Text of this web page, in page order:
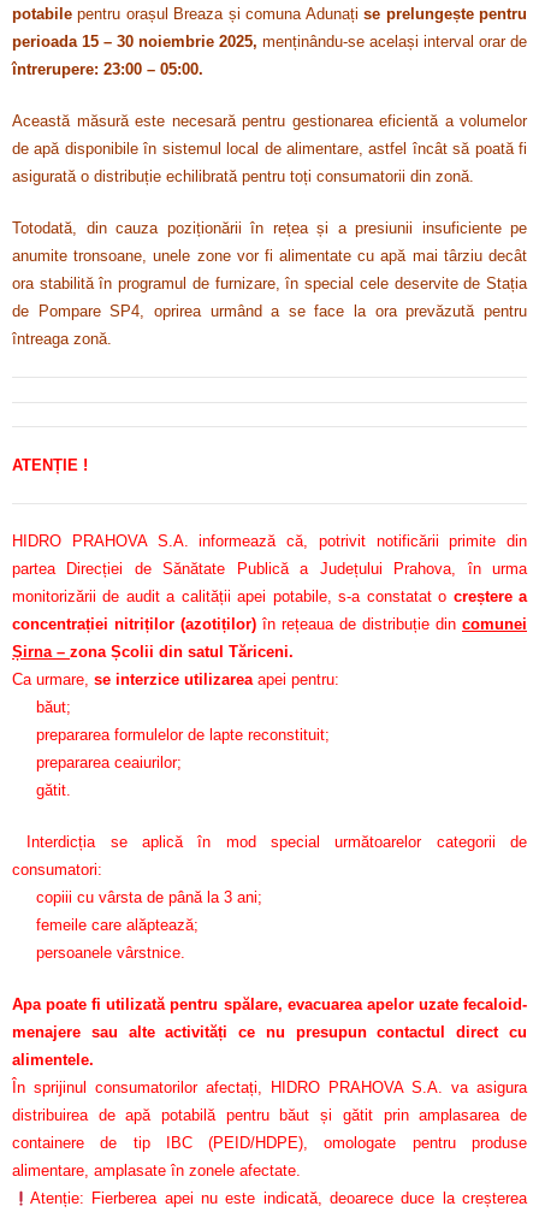
potabile pentru orașul Breaza și comuna Adunațise prelungește pentru
perioada 15 – 30 noiembrie 2025, menținându-se același interval orar de
întrerupere: 23:00 – 05:00.
Această măsură este necesară pentru gestionarea eficientă a volumelor
de apă disponibile în sistemul local de alimentare, astfel încât să poată fi
asigurată o distribuție echilibrată pentru toți consumatorii din zonă.
Totodată, din cauza poziționării în rețea și a presiunii insuficiente pe
anumite tronsoane, unele zone vor fi alimentate cu apă mai târziu decât
ora stabilită în programul de furnizare, în special cele deservite de Stația
de Pompare SP4, oprirea urmând a se face la ora prevăzută pentru
întreaga zonă.
ATENȚIE !
HIDRO PRAHOVA S.A. informează că, potrivit notificării primite din
partea Direcției de Sănătate Publică a Județului Prahova, în urma
monitorizării de audit a calității apei potabile, s-a constatat o creștere a
concentrației nitriților (azotiților) în rețeaua de distribuție din comunei
Șirna – zona Școlii din satul Tăriceni.
Ca urmare, se interzice utilizareaapei pentru:
băut;
prepararea formulelor de lapte reconstituit;
prepararea ceaiurilor;
gătit.
Interdicția se aplică în mod special următoarelor categorii de
consumatori:
copiii cu vârsta de până la 3 ani;
femeile care alăptează;
persoanele vârstnice.
Apa poate fi utilizată pentru spălare, evacuarea apelor uzate fecaloid-
menajere sau alte activități ce nu presupun contactul direct cu
alimentele.
În sprijinul consumatorilor afectați, HIDRO PRAHOVA S.A. va asigura
distribuirea de apă potabilă pentru băut și gătit prin amplasarea de
containere de tip IBC (PEID/HDPE), omologate pentru produse
alimentare, amplasate în zonele afectate.
Atenție: Fierberea apei nu este indicată, deoarece duce la creșterea